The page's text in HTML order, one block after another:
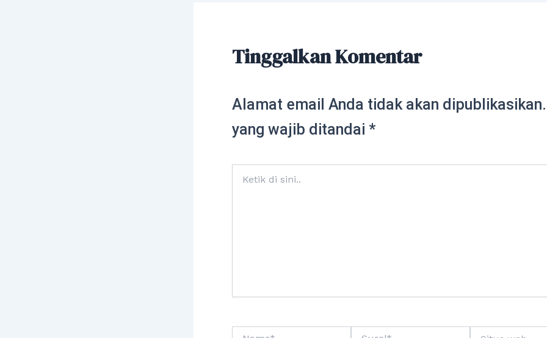
Tinggalkan Komentar
Alamat email Anda tidak akan dipublikasikan.
yang wajib ditandai *